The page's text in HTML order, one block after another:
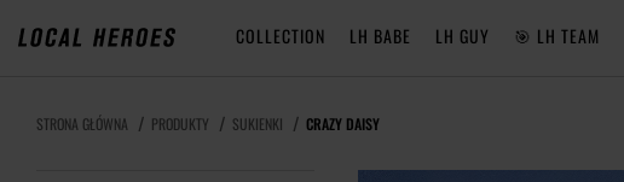
COLLECTION LH BABE LH GUY 🎯 LH TEAM
STRONA GŁÓWNA PRODUKTY SUKIENKI CRAZY DAISY